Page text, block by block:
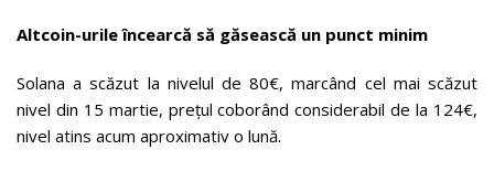
Altcoin-urile încearcă să găsească un punct minim
Solana a scăzut la nivelul de 80€, marcând cel mai scăzut
nivel din 15 martie, prețul coborând considerabil de la 124€,
nivel atins acum aproximativ o lună.